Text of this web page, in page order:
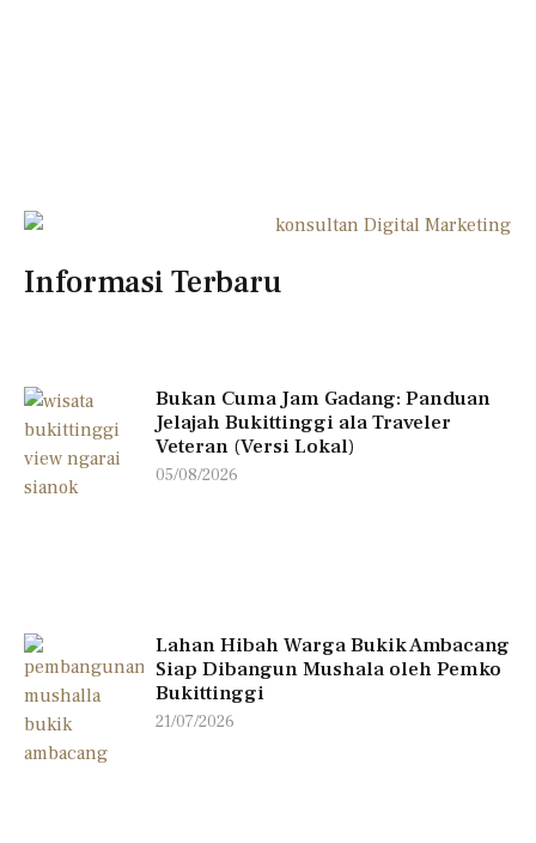
Informasi Terbaru
Bukan Cuma Jam Gadang: Panduan
Jelajah Bukittinggi ala Traveler
Veteran (Versi Lokal)
05/08/2026
Lahan Hibah Warga Bukik Ambacang
Siap Dibangun Mushala oleh Pemko
Bukittinggi
21/07/2026